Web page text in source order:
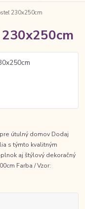
230x250cm
útulný domov Dodaj
s týmto kvalitným
aj štýlový dekoračný
Farba / Vzor: